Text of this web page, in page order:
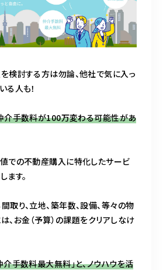
検討する方は勿論、他社で気に入っ
る人も！
介手数料が100万変わる可能性があ
での不動産購入に特化したサービ
ます。
取り、立地、築年数、設備、等々の物
、お金（予算）の課題をクリアしなけ
介手数料最大無料」と、ノウハウを活